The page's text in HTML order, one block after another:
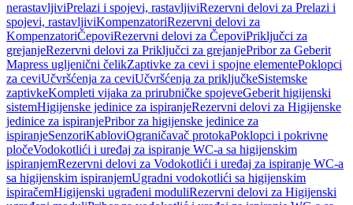
nerastavljiviPrelazi i spojevi, rastavljiviRezervni delovi za Prelazi i
spojevi, rastavljiviKompenzatoriRezervni delovi za
KompenzatoriČepoviRezervni delovi za ČepoviPriključci za
grejanjeRezervni delovi za Priključci za grejanjePribor za Geberit
Mapress ugljenični čelikZaptivke za cevi i spojne elementePoklopci
za ceviUčvršćenja za ceviUčvršćenja za priključkeSistemske
zaptivkeKompleti vijaka za prirubničke spojeveGeberit higijenski
sistemHigijenske jedinice za ispiranjeRezervni delovi za Higijenske
jedinice za ispiranjePribor za higijenske jedinice za
ispiranjeSenzoriKabloviOgraničavač protokaPoklopci i pokrivne
pločeVodokotlići i uređaj za ispiranje WC-a sa higijenskim
ispiranjemRezervni delovi za Vodokotlići i uređaj za ispiranje WC-a
sa higijenskim ispiranjemUgradni vodokotlići sa higijenskim
ispiračemHigijenski ugrađeni moduliRezervni delovi za Higijenski